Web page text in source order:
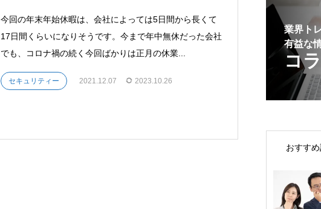
今回の年末年始休暇は、会社によっては5日間から長くて
17日間くらいになりそうです。今まで年中無休だった会社
でも、コロナ禍の続く今回ばかりは正月の休業...
セキュリティー 2021.12.07 2023.10.26
業界ト
有益な
コ
おすす